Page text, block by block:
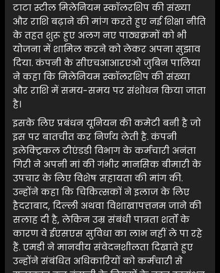
टाटा स्टील मिलेनियम स्कॉलरशिप की संख्या
और राशि बढ़ाने की मांग करते हुए नई शिक्षा नीति
के तहत शुरू हुए अलग नए पाठ्यक्रमों को भी
योजना में शामिल करने को लेकर अपना सुझाव
दिया. कंपनी के सीएचआआरएओ जुबिन पालिया
ने कहा कि मिलेनियम स्कॉलरशिप की संख्या
और राशि में समय-समय पर संशोधन किया जाता
है।
इसके लिए प्रबंधन यूनियन की कमेटी बनी है जो
इस पर बातचीत कर निर्णय लेती है. कंपनी
इलेक्ट्रिकल टीएंडडी विभाग के कर्मचारी अनंता
गिरी ने अपनी मां की गंभीर मानसिक बीमारी के
उपचार के लिए विशेष सहायता की मांग की.
उन्होंने कहा कि चिकित्सकों ने इलाज के लिए
हैदराबाद, दिल्ली अथवा विशाखापत्तनम जाने की
सलाह दी है, लेकिन उम्र संबंधी पात्रता शर्तों के
कारण वे ईएसएस सुविधा का लाभ नहीं ले पा रहे
हैं. एमडी ने मानवीय संवेदनशीलता दिखाते हुए
उन्होंने संबंधित अधिकारियों को कर्मचारी से